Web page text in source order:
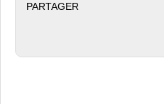
PARTAGER